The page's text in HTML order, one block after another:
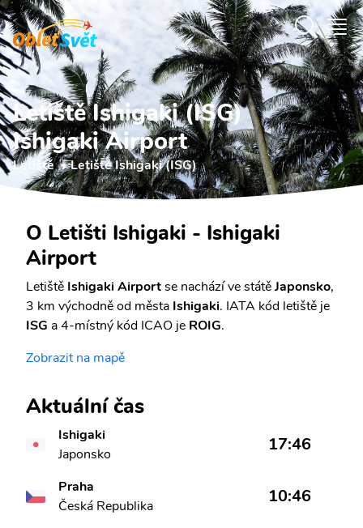
Letiště Ishigaki (ISG)
Ishigaki Airport
Letiště Letiště Ishigaki (ISG)
O Letišti Ishigaki - Ishigaki
Airport
Letiště Ishigaki Airportse nachází ve státěJaponsko,
3 km východně od města Ishigaki. IATA kód letiště je
ISG a 4-místný kód ICAO je ROIG.
Zobrazit na mapě
Aktuální čas
Ishigaki
Japonsko
17:46
Praha
Česká Republika
10:46